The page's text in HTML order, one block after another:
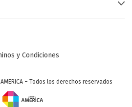
y Condiciones
– Todos los derechos reservados